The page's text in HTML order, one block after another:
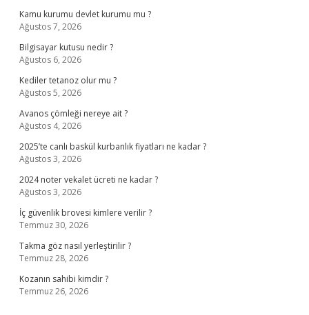
Kamu kurumu devlet kurumu mu ?
Ağustos 7, 2026
Bilgisayar kutusu nedir ?
Ağustos 6, 2026
Kediler tetanoz olur mu ?
Ağustos 5, 2026
Avanos çömleği nereye ait ?
Ağustos 4, 2026
2025’te canlı baskül kurbanlık fiyatları ne kadar ?
Ağustos 3, 2026
2024 noter vekalet ücreti ne kadar ?
Ağustos 3, 2026
İç güvenlik brovesi kimlere verilir ?
Temmuz 30, 2026
Takma göz nasıl yerleştirilir ?
Temmuz 28, 2026
Kozanın sahibi kimdir ?
Temmuz 26, 2026